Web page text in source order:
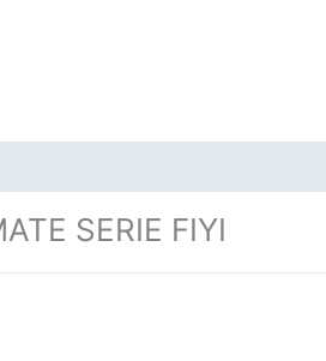
SERIE FIYI